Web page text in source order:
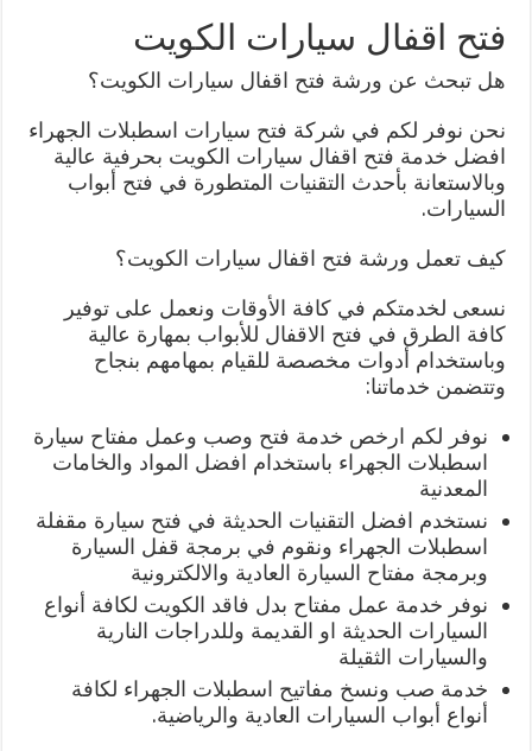
فتح اقفال سيارات الكويت
هل تبحث عن ورشة فتح اقفال سيارات الكويت؟
نحن نوفر لكم في شركة فتح سيارات اسطبلات الجهراء
افضل خدمة فتح اقفال سيارات الكويت بحرفية عالية
وبالاستعانة بأحدث التقنيات المتطورة في فتح أبواب
السيارات.
كيف تعمل ورشة فتح اقفال سيارات الكويت؟
نسعى لخدمتكم في كافة الأوقات ونعمل على توفير
كافة الطرق في فتح الاقفال للأبواب بمهارة عالية
وباستخدام أدوات مخصصة للقيام بمهامهم بنجاح
وتتضمن خدماتنا:
نوفر لكم ارخص خدمة فتح وصب وعمل مفتاح سيارة
اسطبلات الجهراء باستخدام افضل المواد والخامات
المعدنية
نستخدم افضل التقنيات الحديثة في فتح سيارة مقفلة
اسطبلات الجهراء ونقوم في برمجة قفل السيارة
وبرمجة مفتاح السيارة العادية والالكترونية
نوفر خدمة عمل مفتاح بدل فاقد الكويت لكافة أنواع
السيارات الحديثة او القديمة وللدراجات النارية
والسيارات الثقيلة
خدمة صب ونسخ مفاتيح اسطبلات الجهراء لكافة
أنواع أبواب السيارات العادية والرياضية.